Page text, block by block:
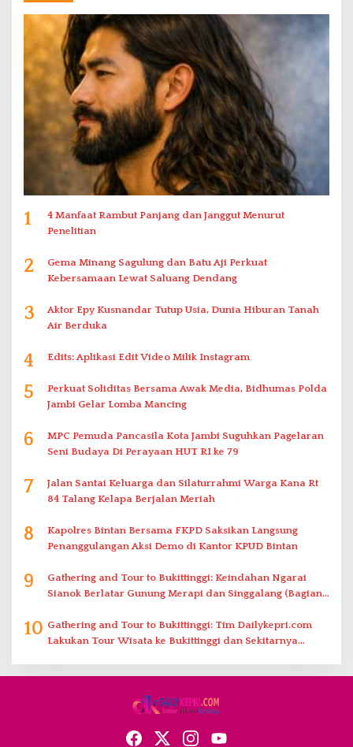
1
4 Manfaat Rambut Panjang dan Janggut Menurut
Penelitian
2
Gema Minang Sagulung dan Batu Aji Perkuat
Kebersamaan Lewat Saluang Dendang
3
Aktor Epy Kusnandar Tutup Usia, Dunia Hiburan Tanah
Air Berduka
4 Edits: Aplikasi Edit Video Milik Instagram
5
Perkuat Soliditas Bersama Awak Media, Bidhumas Polda
Jambi Gelar Lomba Mancing
6
MPC Pemuda Pancasila Kota Jambi Suguhkan Pagelaran
Seni Budaya Di Perayaan HUT RI ke 79
7
Jalan Santai Keluarga dan Silaturrahmi Warga Kana Rt
84 Talang Kelapa Berjalan Meriah
8
Kapolres Bintan Bersama FKPD Saksikan Langsung
Penanggulangan Aksi Demo di Kantor KPUD Bintan
9
Gathering and Tour to Bukittinggi: Keindahan Ngarai
Sianok Berlatar Gunung Merapi dan Singgalang (Bagian
10 Gathering and Tour to Bukittinggi: Tim Dailykepri.com
Lakukan Tour Wisata ke Bukittinggi dan Sekitarnya